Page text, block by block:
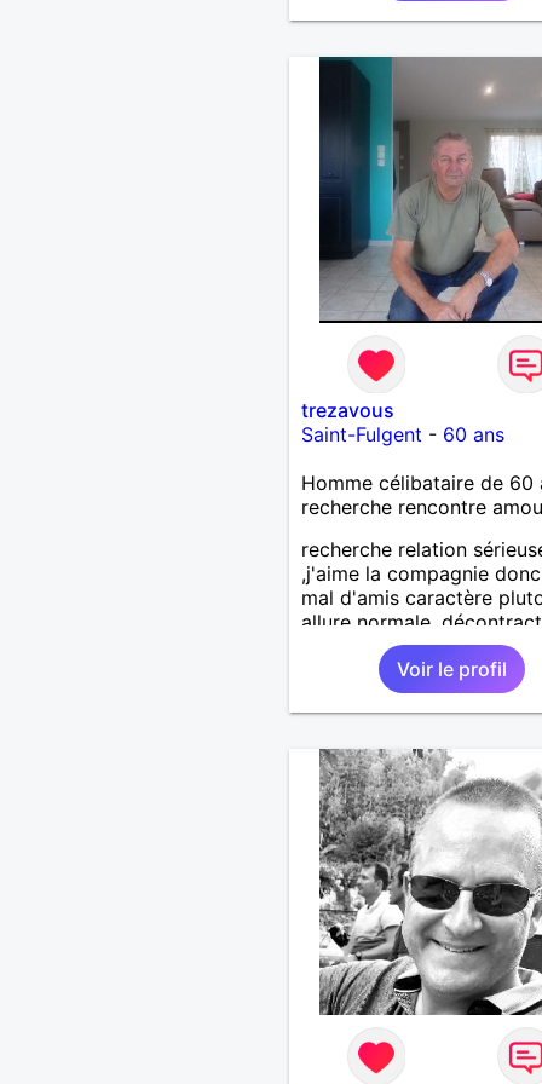
trezavous
Saint-Fulgent - 60 ans
Homme célibataire de 60
recherche rencontre
recherche relation
,j'aime la compagnie
mal d'amis caractère
allure normale
voudrais rencontrer une
personne aimant la nature
,bricolage ,quelqu'un de
et naturel à vos claviers
Voir le profil